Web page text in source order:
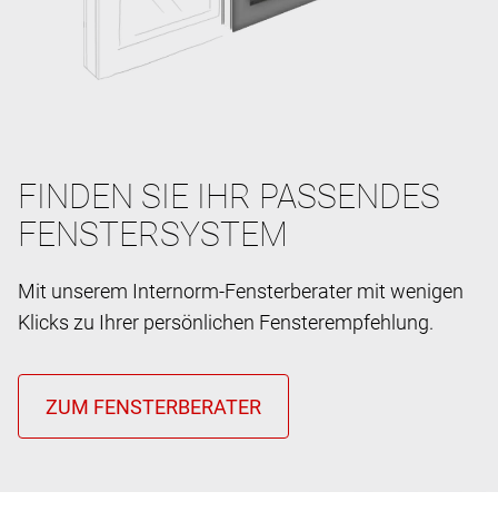
FINDEN SIE IHR PASSENDES
FENSTERSYSTEM
Mit unserem Internorm-Fensterberater mit wenigen
Klicks zu Ihrer persönlichen Fensterempfehlung.